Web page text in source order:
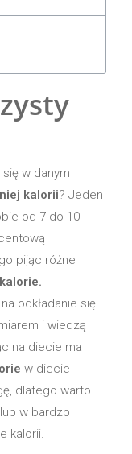
w danym
kalorii? Jeden
od 7 do 10
pijąc różne
kalorie.
odkładanie się
i wiedzą
na diecie ma
w diecie
dlatego warto
lub w bardzo
kalorii.